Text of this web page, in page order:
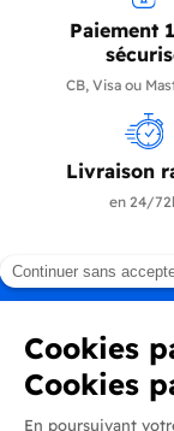
Paiement
CB, Visa ou
Livraison
en 24/